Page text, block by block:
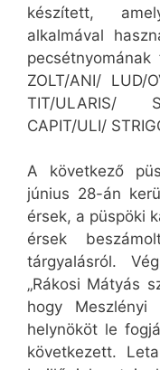
készített,
alkalmával
pecsétnyomának
ZOLT/ANI/ LUD/
TIT/ULARIS/
CAPIT/ULI/
A következő
június 28-án
érsek, a püspöki
érsek
tárgyalásról.
„Rákosi Mátyás
hogy Meszlényi
helynököt le
következett.